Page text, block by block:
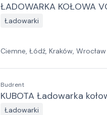
ŁADOWARKA KOŁOWA
Ładowarki
Ciemne, Łódź, Kraków, Wrocław
Budrent
KUBOTA Ładowarka
Ładowarki